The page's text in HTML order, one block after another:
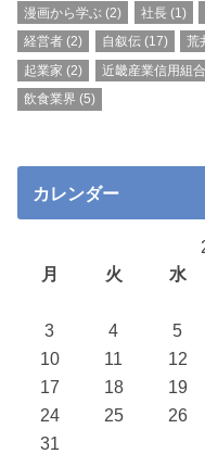
漫画から学ぶ (2) 社長(1)
経営者 (2) 自叙伝(17) 荒
起業家 (2) 近畿産業信用組合
飲食業界 (5)
カレンダー
月
火 水
3
4 5
10
11 12
17
18 19
24
25 26
31